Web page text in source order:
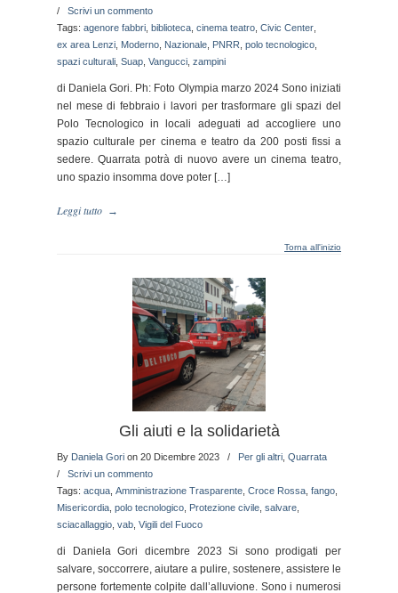
/ Scrivi un commento
Tags: agenore fabbri biblioteca cinema teatro Civic Center
ex area Lenzi Moderno Nazionale PNRR polo tecnologico
spazi culturali Suap Vangucci zampini
di Daniela Gori. Ph: Foto Olympia marzo 2024 Sono iniziati
nel mese di febbraio i lavori per trasformare gli spazi del
Polo Tecnologico in locali adeguati ad accogliere uno
spazio culturale per cinema e teatro da 200 posti fissi a
sedere. Quarrata potrà di nuovo avere un cinema teatro,
uno spazio insomma dove poter […]
Leggi tutto →
Torna all'inizio
Gli aiuti e la solidarietà
By Daniela Gori on 20 Dicembre 2023 / Per gli altri Quarrata
/ Scrivi un commento
Tags: acqua Amministrazione Trasparente Croce Rossa fango
Misericordia polo tecnologico Protezione civile salvare
sciacallaggio vab Vigili del Fuoco
di Daniela Gori dicembre 2023 Si sono prodigati per
salvare, soccorrere, aiutare a pulire, sostenere, assistere le
persone fortemente colpite dall’alluvione. Sono i numerosi